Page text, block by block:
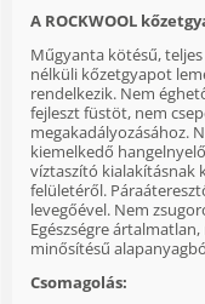
A ROCKWOOL
Műgyanta kötésű,
nélküli kőzetgyapot
rendelkezik. Nem
fejleszt füstöt, nem
megakadályozásához.
kiemelkedő
víztaszító kialakításnak
felületéről.
levegőével. Nem
Egészségre
minősítésű
Csomagolás: